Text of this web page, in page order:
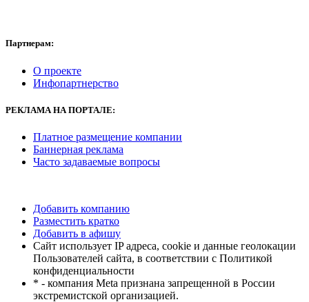
Партнерам:
О проекте
Инфопартнерство
РЕКЛАМА НА ПОРТАЛЕ:
Платное размещение компании
Баннерная реклама
Часто задаваемые вопросы
Добавить компанию
Разместить кратко
Добавить в афишу
Сайт использует IP адреса, cookie и данные геолокации
Пользователей сайта, в соответствии с Политикой
конфиденциальности
* - компания Meta признана запрещенной в России
экстремистской организацией.